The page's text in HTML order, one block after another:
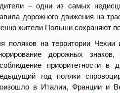
– одни из самых
дорожного движения на
жители Польши сохраняют
поляков на территории Чехии
дорожных
приоритетности в
год поляки
в Италии, Франции и